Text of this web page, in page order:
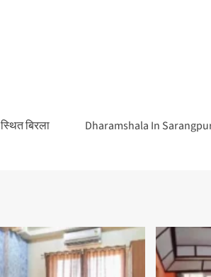
बिरला
Dharamshala In